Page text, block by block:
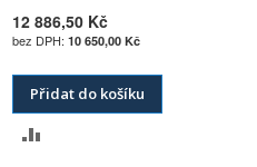
12 886,50 Kč
10 650,00 Kč
Přidat do košíku